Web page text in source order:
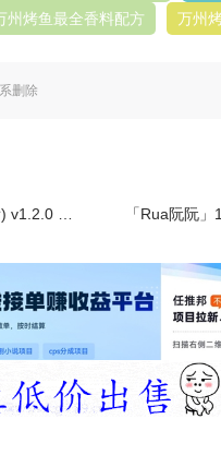
州烤鱼最全香料配方 万州
删除
告绿化版 「Rua阮阮」13套 COS作